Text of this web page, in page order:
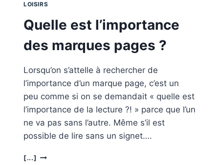
LOISIRS
Quelle est l’importance
des marques pages ?
Lorsqu’on s’attelle à rechercher de
l’importance d’un marque page, c’est un
peu comme si on se demandait « quelle est
l’importance de la lecture ?! » parce que l’un
ne va pas sans l’autre. Même s’il est
possible de lire sans un signet….
[...] QUELLE